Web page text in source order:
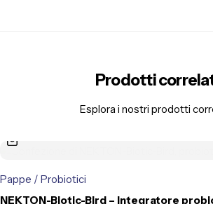
Prodotti
Esplora i nostri prodotti
Pappe / Probiotici
NEKTON-Biotic-Bird – Integratore